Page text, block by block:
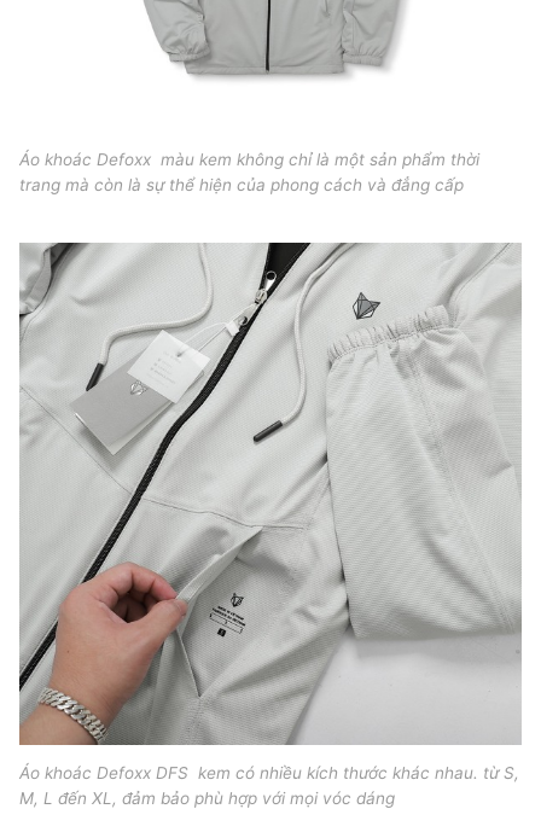
Áo khoác Defoxx màu kem không chỉ là một sản phẩm thời
trang mà còn là sự thể hiện của phong cách và đẳng cấp
Áo khoác Defoxx DFS kem có nhiều kích thước khác nhau. từ S,
M, L đến XL, đảm bảo phù hợp với mọi vóc dáng